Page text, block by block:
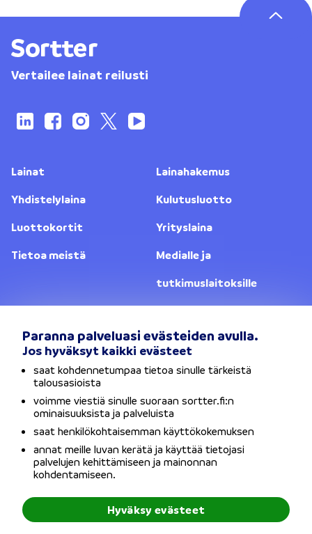
Paranna palveluasi evästeiden avulla.
Jos hyväksyt kaikki evästeet
saat kohdennetumpaa tietoa sinulle tärkeistä
talousasioista
voimme viestiä sinulle suoraan sortter.fi:n
ominaisuuksista ja palveluista
saat henkilökohtaisemman käyttökokemuksen
annat meille luvan kerätä ja käyttää tietojasi
palvelujen kehittämiseen ja mainonnan
kohdentamiseen.
Hyväksy evästeet
Vertailee lainat reilusti
Lainat
Lainahakemus
Yhdistelylaina
Kulutusluotto
Luottokortit
Yrityslaina
Tietoa meistä
Medialle ja
tutkimuslaitoksille
Vaihda sijaintia
Käyttöehdot
Evästeet